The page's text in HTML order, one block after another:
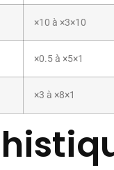
×10 à ×3×10
×0.5 à ×5×1
×3 à ×8×1